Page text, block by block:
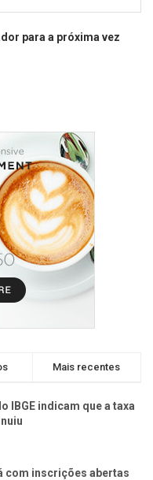
para a próxima vez
Mais recentes
IBGE indicam que a taxa
com inscrições abertas